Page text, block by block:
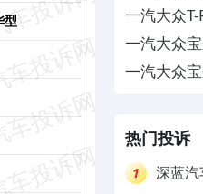
型
予解决
一汽大众
故障致失
一汽大众
要求厂家
一汽大众
热门投诉
1
深蓝汽